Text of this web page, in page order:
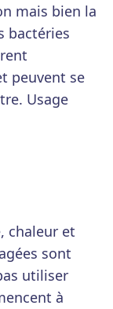
mais bien la
bactéries
peuvent se
Usage
chaleur et
sont
utiliser
à